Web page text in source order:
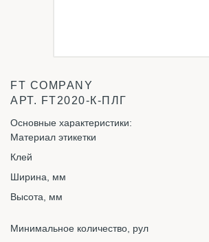
FT COMPANY
АРТ. FT2020-К-ПЛГ
Основные характеристики:
Материал этикетки
Клей
Ширина, мм
Высота, мм
Минимальное количество, рул